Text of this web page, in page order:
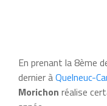
En prenant la 8ème
dernier àQuelneuc-
Morichon réalise